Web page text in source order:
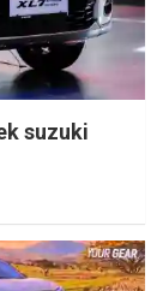
suzuki